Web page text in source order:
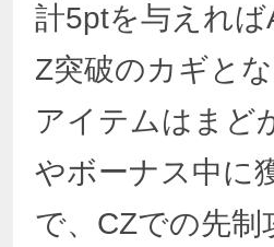
計5ptを与えれば
Z突破のカギと
アイテムはまど
やボーナス中に
で、CZでの先制